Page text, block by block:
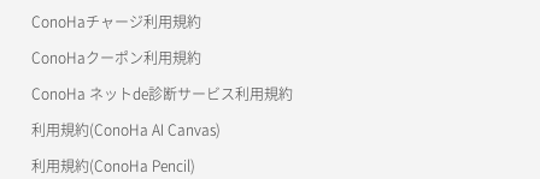
OpenStack CLI
Terraform
s3cmd
ConoHaチャージ利用規約
ConoHaクーポン利用規約
ConoHa ネットde診断サービス利用規約
利用規約(ConoHa AI Canvas)
利用規約(ConoHa Pencil)